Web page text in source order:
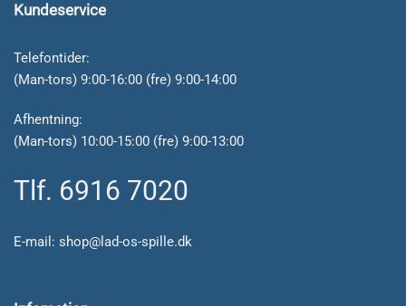
Kundeservice
Telefontider:
(Man-tors) 9:00-16:00 (fre) 9:00-14:00
Afhentning:
(Man-tors) 10:00-15:00 (fre) 9:00-13:00
Tlf. 6916 7020
E-mail: shop@lad-os-spille.dk